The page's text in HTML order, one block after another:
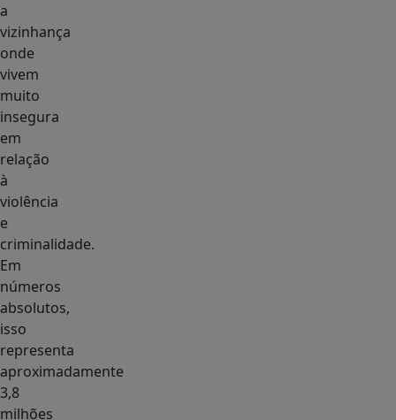
a
vizinhança
onde
vivem
muito
insegura
em
relação
à
violência
e
criminalidade.
Em
números
absolutos,
isso
representa
aproximadamente
3,8
milhões